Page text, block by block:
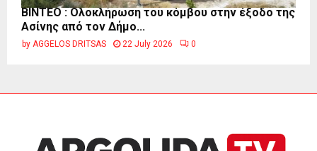
ΒΙΝΤΕΟ : Ολοκλήρωση του κόμβου στην έξοδο της
Ασίνης από τον Δήμο...
by AGGELOS DRITSAS 22 July 2026 0